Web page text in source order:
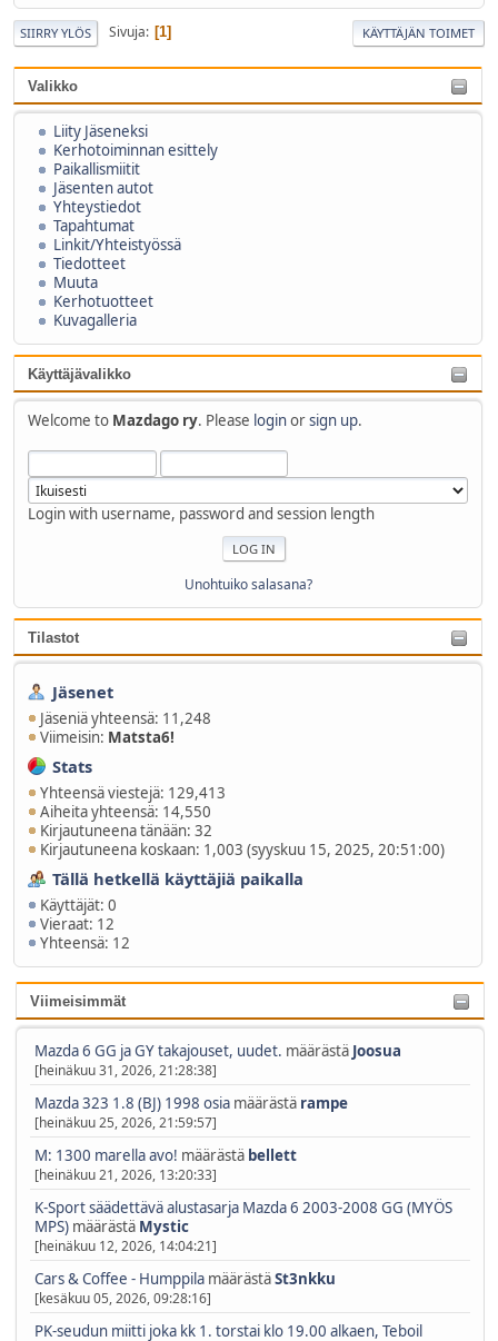
Valikko
Liity Jäseneksi
Kerhotoiminnan esittely
Paikallismiitit
Jäsenten autot
Yhteystiedot
Tapahtumat
Linkit/Yhteistyössä
Tiedotteet
Muuta
Kerhotuotteet
Kuvagalleria
Käyttäjävalikko
Welcome to Mazdago ry. Please loginorsign up.
Login with username, password and session length
Unohtuiko salasana?
Tilastot
Jäsenet
Jäseniä yhteensä: 11,248
Viimeisin: Matsta6!
Stats
Yhteensä viestejä: 129,413
Aiheita yhteensä: 14,550
Kirjautuneena tänään: 32
Kirjautuneena koskaan: 1,003 (syyskuu 15, 2025, 20:51:00)
Tällä hetkellä käyttäjiä paikalla
Käyttäjät: 0
Vieraat: 12
Yhteensä: 12
Viimeisimmät
Mazda 6 GG ja GY takajouset, uudet. määrästä Joosua
[heinäkuu 31, 2026, 21:28:38]
Mazda 323 1.8 (BJ) 1998 osiamäärästä rampe
[heinäkuu 25, 2026, 21:59:57]
M: 1300 marella avo! määrästä bellett
[heinäkuu 21, 2026, 13:20:33]
K-Sport säädettävä alustasarja Mazda 6 2003-2008 GG (MYÖS
MPS)määrästä Mystic
[heinäkuu 12, 2026, 14:04:21]
Cars & Coffee - HumppilamäärästäSt3nkku
[kesäkuu 05, 2026, 09:28:16]
PK-seudun miitti joka kk 1. torstai klo 19.00 alkaen, Teboil
SIIRRY YLÖS Sivuja 1 KÄYTTÄJÄN TOIMET